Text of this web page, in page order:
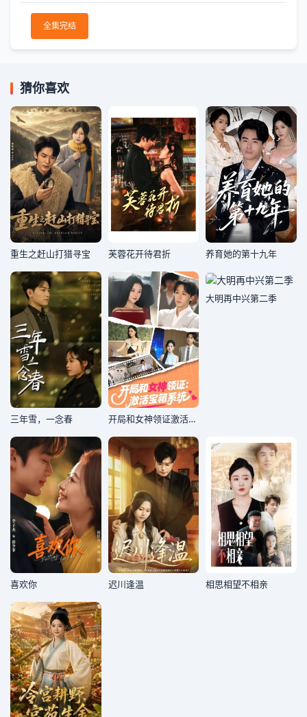
全集完结
猜你喜欢
重生之赶山打猎寻宝 芙蓉花开待君折 养育她的第十九年
三年雪，一念春 开局和女神领证激活宝箱系统2025
大明再中兴第二季
喜欢你 迟川逢温 相思相望不相亲